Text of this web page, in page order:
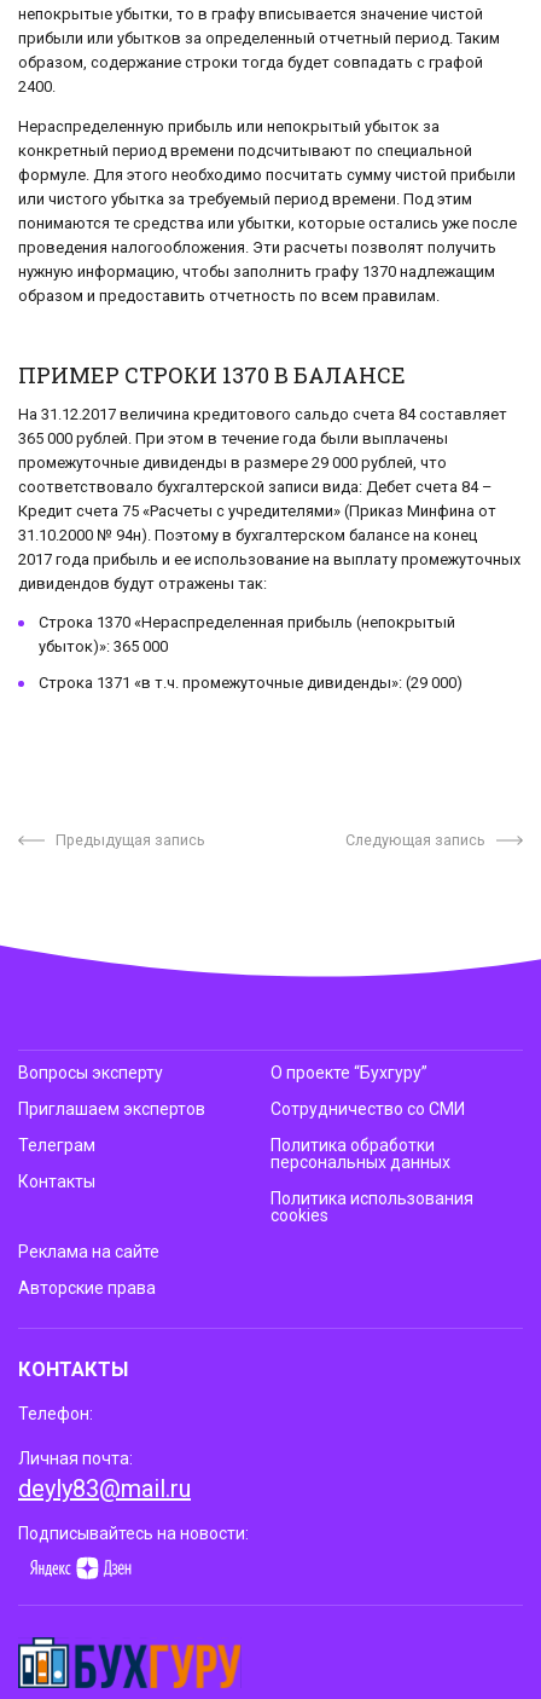
непокрытые убытки, то в графу вписывается значение чистой
прибыли или убытков за определенный отчетный период. Таким
образом, содержание строки тогда будет совпадать с графой
2400.
Нераспределенную прибыль или непокрытый убыток за
конкретный период времени подсчитывают по специальной
формуле. Для этого необходимо посчитать сумму чистой прибыли
или чистого убытка за требуемый период времени. Под этим
понимаются те средства или убытки, которые остались уже после
проведения налогообложения. Эти расчеты позволят получить
нужную информацию, чтобы заполнить графу 1370 надлежащим
образом и предоставить отчетность по всем правилам.
ПРИМЕР СТРОКИ 1370 В БАЛАНСЕ
На 31.12.2017 величина кредитового сальдо счета 84 составляет
365 000 рублей. При этом в течение года были выплачены
промежуточные дивиденды в размере 29 000 рублей, что
соответствовало бухгалтерской записи вида: Дебет счета 84 –
Кредит счета 75 «Расчеты с учредителями» (Приказ Минфина от
31.10.2000 № 94н). Поэтому в бухгалтерском балансе на конец
2017 года прибыль и ее использование на выплату промежуточных
дивидендов будут отражены так:
Строка 1370 «Нераспределенная прибыль (непокрытый
убыток)»: 365 000
Строка 1371 «в т.ч. промежуточные дивиденды»: (29 000)
Предыдущая запись Следующая запись
Вопросы эксперту
Приглашаем экспертов
Телеграм
Контакты
О проекте “Бухгуру”
Сотрудничество со СМИ
Политика обработки
персональных данных
Политика использования
cookies
Реклама на сайте
Авторские права
КОНТАКТЫ
Телефон:
Личная почта:
deyly83@mail.ru
Подписывайтесь на новости: